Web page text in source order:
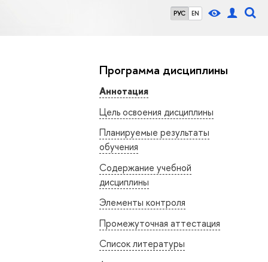
РУС EN
Программа дисциплины
Аннотация
Цель освоения дисциплины
Планируемые результаты
обучения
Содержание учебной
дисциплины
Элементы контроля
Промежуточная аттестация
Список литературы